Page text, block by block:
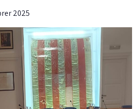
2025